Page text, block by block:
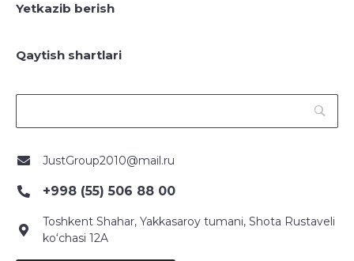
Yetkazib berish
Qaytish shartlari
JustGroup2010@mail.ru
+998 (55) 506 88 00
Toshkent Shahar, Yakkasaroy tumani, Shota Rustaveli
ko‘chasi 12A